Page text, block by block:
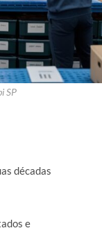
SP
décadas
e